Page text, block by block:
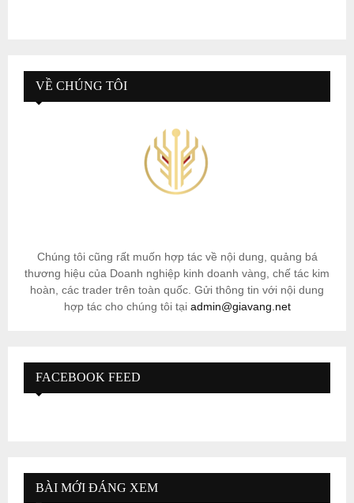
VỀ CHÚNG TÔI
Chúng tôi cũng rất muốn hợp tác về nội dung, quảng bá
thương hiệu của Doanh nghiệp kinh doanh vàng, chế tác kim
hoàn, các trader trên toàn quốc. Gửi thông tin với nội dung
hợp tác cho chúng tôi tại admin@giavang.net
FACEBOOK FEED
BÀI MỚI ĐÁNG XEM